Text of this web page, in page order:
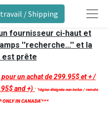
/ Shipping
fournisseur ci-haut et
''recherche...'' et la
est prête
un achat de 299.95$ et + /
and +) ' ''région éloignée non inclus / remote
ONLY IN CANADA'***